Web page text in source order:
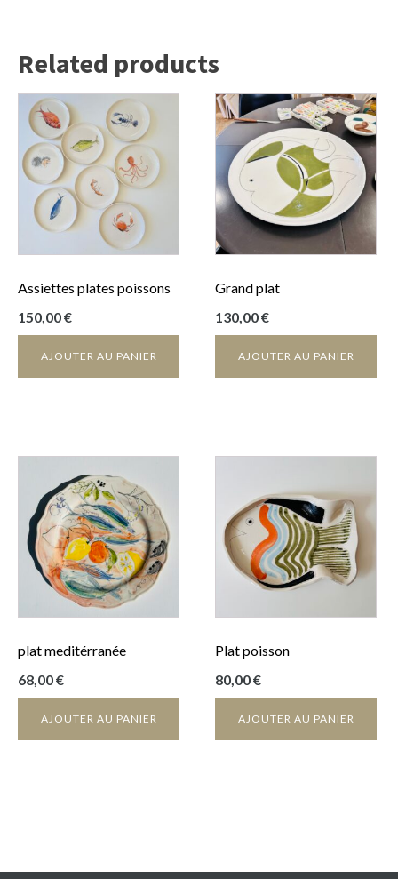
Related products
Assiettes plates poissons
150,00€
AJOUTER AU PANIER
Grand plat
130,00€
AJOUTER AU PANIER
plat meditérranée
68,00€
AJOUTER AU PANIER
Plat poisson
80,00€
AJOUTER AU PANIER